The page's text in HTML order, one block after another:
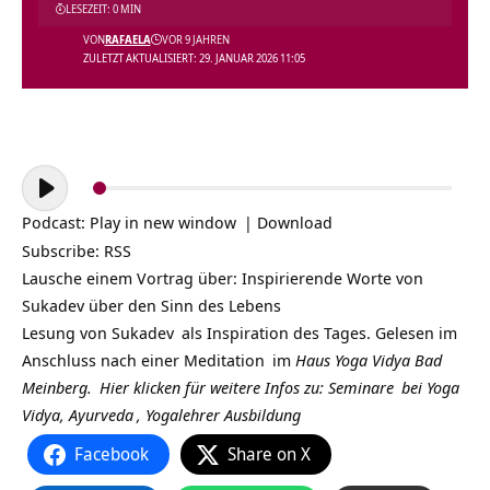
ZULETZT AKTUALISIERT: 29. JANUAR 2026 11:05
VONRAFAELA VOR 9 JAHREN
LESEZEIT: 0 MIN
Audio-
Player
Podcast: Play in new window | Download
Subscribe: RSS
Lausche einem Vortrag über: Inspirierende Worte von
Sukadev über den Sinn des Lebens
Lesung von Sukadev als Inspiration des Tages. Gelesen im
Anschluss nach einer Meditation im Haus Yoga Vidya Bad
Meinberg. Hier klicken für weitere Infos zu: Seminare bei Yoga
Vidya,Ayurveda, Yogalehrer Ausbildung
Facebook Share on X